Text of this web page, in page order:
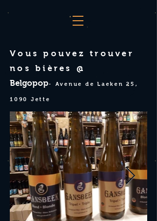
Vous pouvez trouver
nos bières @
Belgopop- Avenue de Laeken 25,
1090 Jette